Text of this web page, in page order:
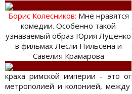
Борис Колесникoв: Мне нравятся
комедии. Особенно такой
узнаваемый образ Юрия Луценко
в фильмах Лесли Нильсена и
Савелия Крамарова
краха римской империи - это
метрополией и колонией,